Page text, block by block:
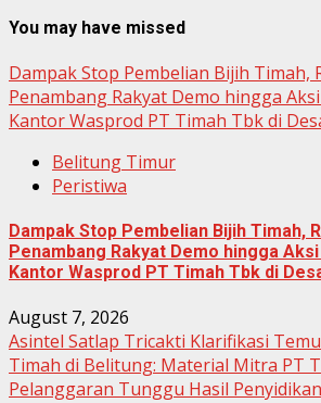
You may have missed
Dampak Stop Pembelian Bijih Timah,
Penambang Rakyat Demo hingga
Kantor Wasprod PT Timah Tbk di
Belitung Timur
Peristiwa
Dampak Stop Pembelian Bijih Timah,
Penambang Rakyat Demo hingga
Kantor Wasprod PT Timah Tbk di
August 7, 2026
Asintel Satlap Tricakti Klarifikasi
Timah di Belitung: Material Mitra PT
Pelanggaran Tunggu Hasil Penyidikan